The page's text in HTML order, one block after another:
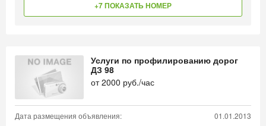
+7 ПОКАЗАТЬ НОМЕР
Услуги по профилированию дорог
ДЗ 98
от2000 руб./час
Дата размещения объявления: 01.01.2013